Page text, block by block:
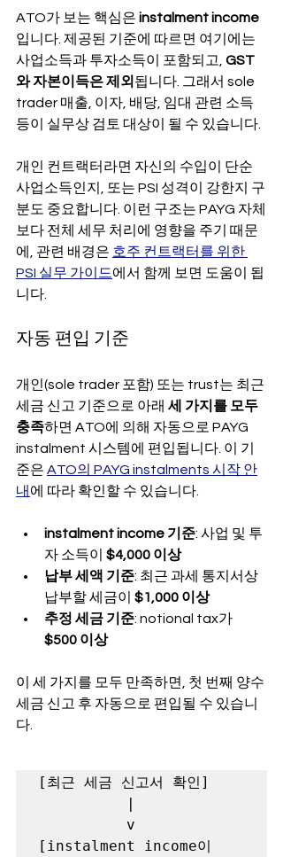
ATO가 보는 핵심은 instalment income
입니다. 제공된 기준에 따르면 여기에는
사업소득과 투자소득이 포함되고, GST
와 자본이득은 제외 됩니다. 그래서 sole
trader 매출, 이자, 배당, 임대 관련 소득
등이 실무상 검토 대상이 될 수 있습니다.
개인 컨트랙터라면 자신의 수입이 단순
사업소득인지, 또는 PSI 성격이 강한지 구
분도 중요합니다. 이런 구조는 PAYG 자체
보다 전체 세무 처리에 영향을 주기 때문
에, 관련 배경은 호주 컨트랙터를 위한
PSI 실무 가이드에서 함께 보면 도움이 됩
니다.
자동 편입 기준
개인(sole trader 포함) 또는 trust는 최근
세금 신고 기준으로 아래 세 가지를 모두
충족하면 ATO에 의해 자동으로 PAYG
instalment 시스템에 편입됩니다. 이 기
준은 ATO의 PAYG instalments 시작 안
내 에 따라 확인할 수 있습니다.
instalment income 기준: 사업 및 투
자 소득이 $4,000 이상
납부 세액 기준: 최근 과세 통지서상
납부할 세금이 $1,000 이상
추정 세금 기준: notional tax가
$500 이상
이 세 가지를 모두 만족하면, 첫 번째 양수
세금 신고 후 자동으로 편입될 수 있습니
다.
[최근 세금 신고서 확인]
[instalment income이